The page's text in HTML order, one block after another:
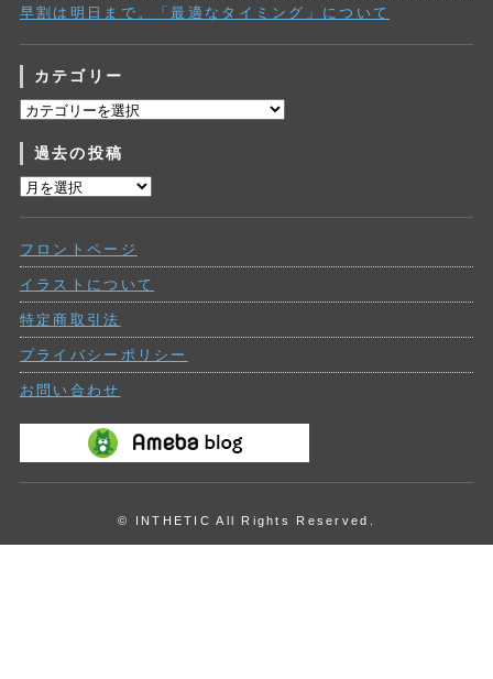
早割は明日まで。「最適なタイミング」について
カテゴリー
カ
ゴ
リ
ー
過去の投稿
過
投
稿
フロントページ
イラストについて
特定商取引法
プライバシーポリシー
お問い合わせ
© INTHETIC All Rights Reserved.